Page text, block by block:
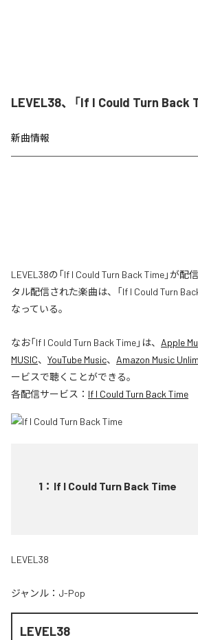
LEVEL38、「If I Could Turn Back
新曲情報
LEVEL38の「If I Could Turn Back Time」が
タル配信された楽曲は、「If I Could Turn
なっている。
なお「If I Could Turn Back Time」は、 Apple
MUSIC、 YouTube Music、 Amazon Music
ービスで聴くことができる。
各配信サービス： If I Could Turn Back Time
1 ： If I Could Turn Back Time
LEVEL38
ジャンル： J-Pop
LEVEL38